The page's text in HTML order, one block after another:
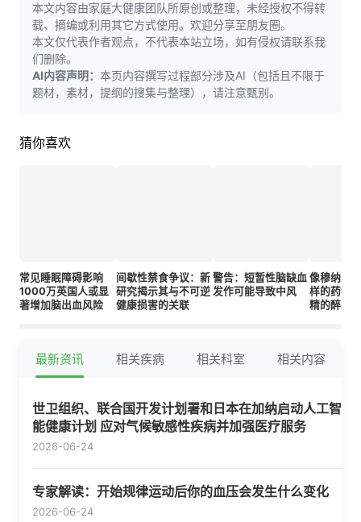
本文内容由家庭大健康团队所原创或整理，未经授权不得转
载、摘编或利用其它方式使用。欢迎分享至朋友圈。
本文仅代表作者观点，不代表本站立场，如有侵权请联系我
们删除。
AI内容声明： 本页内容撰写过程部分涉及AI（包括且不限于
题材，素材，提纲的搜集与整理），请注意甄别。
猜你喜欢
常见睡眠障碍影响
1000万英国人或显
著增加脑出血风险
间歇性禁食争议：新
研究揭示其与不可逆
健康损害的关联
警告：短暂性脑缺血
发作可能导致中风
像穆纳罗
样的药物
精的醉人
最新资讯 相关疾病 相关科室 相关内容
世卫组织、联合国开发计划署和日本在加纳启动人工智
能健康计划 应对气候敏感性疾病并加强医疗服务
2026-06-24
专家解读：开始规律运动后你的血压会发生什么变化
2026-06-24